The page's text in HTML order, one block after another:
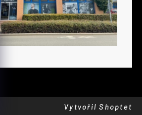
Vytvořil Shoptet